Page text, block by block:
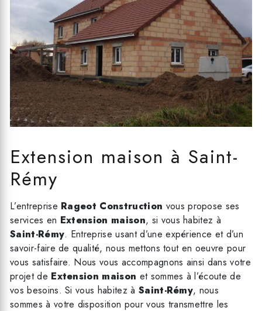
Extension maison à Saint-
Rémy
L’entreprise Rageot Construction vous propose ses
services en Extension maison, si vous habitez à
Saint-Rémy. Entreprise usant d’une expérience et d’un
savoir-faire de qualité, nous mettons tout en oeuvre pour
vous satisfaire. Nous vous accompagnons ainsi dans votre
projet de Extension maison et sommes à l’écoute de
vos besoins. Si vous habitez à Saint-Rémy, nous
sommes à votre disposition pour vous transmettre les